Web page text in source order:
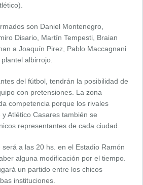
son Daniel Montenegro,
Disario, Martín Tempesti, Braian
a Joaquín Pirez, Pablo Maccagnani
albirrojo.
del fútbol, tendrán la posibilidad de
con pretensiones. La zona
competencia porque los rivales
Atlético Casares también se
representantes de cada ciudad.
a las 20 hs. en el Estadio Ramón
alguna modificación por el tiempo.
un partido entre los chicos
instituciones.